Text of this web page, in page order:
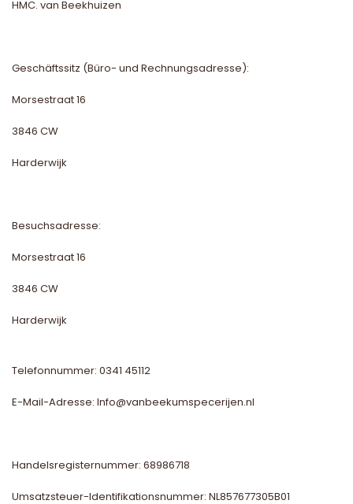
HMC. van Beekhuizen
Geschäftssitz (Büro- und Rechnungsadresse):
Morsestraat 16
3846 CW
Harderwijk
Besuchsadresse:
Morsestraat 16
3846 CW
Harderwijk
Telefonnummer: 0341 45112
E-Mail-Adresse: Info@vanbeekumspecerijen.nl
Handelsregisternummer: 68986718
Umsatzsteuer-Identifikationsnummer: NL857677305B01